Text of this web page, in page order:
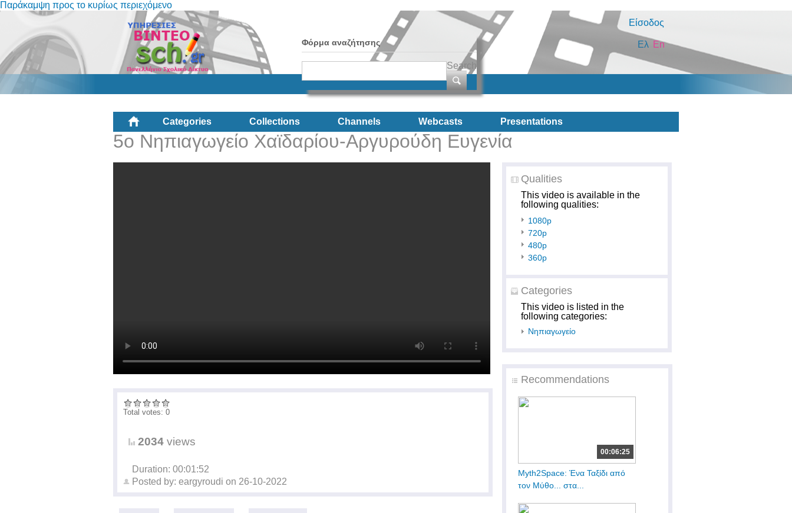
Παράκαμψη προς το κυρίως περιεχόμενο
Είσοδος
Φόρμα αναζήτησης
Search
En
Ελ
Categories Collections Channels Webcasts Presentations
5ο Νηπιαγωγείο Χαϊδαρίου-Αργυρούδη Ευγενία
Qualities
This video is available in the
following qualities:
1080p
720p
480p
360p
Categories
This video is listed in the
following categories:
Νηπιαγωγείο
Recommendations
00:06:25
Myth2Space: Ένα Ταξίδι από
τον Μύθο... στα...
Total votes: 0
2034 views
Duration: 00:01:52
Posted by: eargyroudi on 26-10-2022